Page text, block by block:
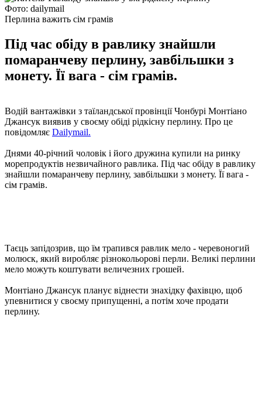
Фото: dailymail
Перлина важить сім грамів
Під час обіду в равлику знайшли
помаранчеву перлину, завбільшки з
монету. Її вага - сім грамів.
Водій вантажівки з таїландської провінції Чонбурі Монтіано
Джансук виявив у своєму обіді рідкісну перлину. Про це
повідомляє Dailymail.
Днями 40-річний чоловік і його дружина купили на ринку
морепродуктів незвичайного равлика. Під час обіду в равлику
знайшли помаранчеву перлину, завбільшки з монету. Її вага -
сім грамів.
Таєць запідозрив, що їм трапився равлик мело - черевоногий
молюск, який виробляє різнокольорові перли. Великі перлини
мело можуть коштувати величезних грошей.
Монтіано Джансук планує віднести знахідку фахівцю, щоб
упевнитися у своєму припущенні, а потім хоче продати
перлину.